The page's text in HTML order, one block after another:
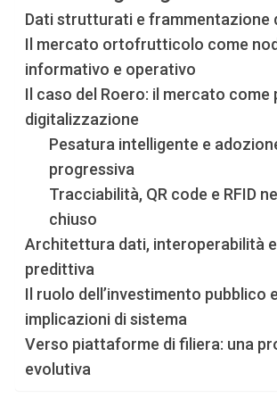
Dati strutturati e frammentazione
Il mercato ortofrutticolo come
informativo e operativo
Il caso del Roero: il mercato come
digitalizzazione
Pesatura intelligente e
progressiva
Tracciabilità, QR code e RFID
chiuso
Architettura dati, interoperabilità
predittiva
Il ruolo dell’investimento pubblico
implicazioni di sistema
Verso piattaforme di filiera: una
evolutiva